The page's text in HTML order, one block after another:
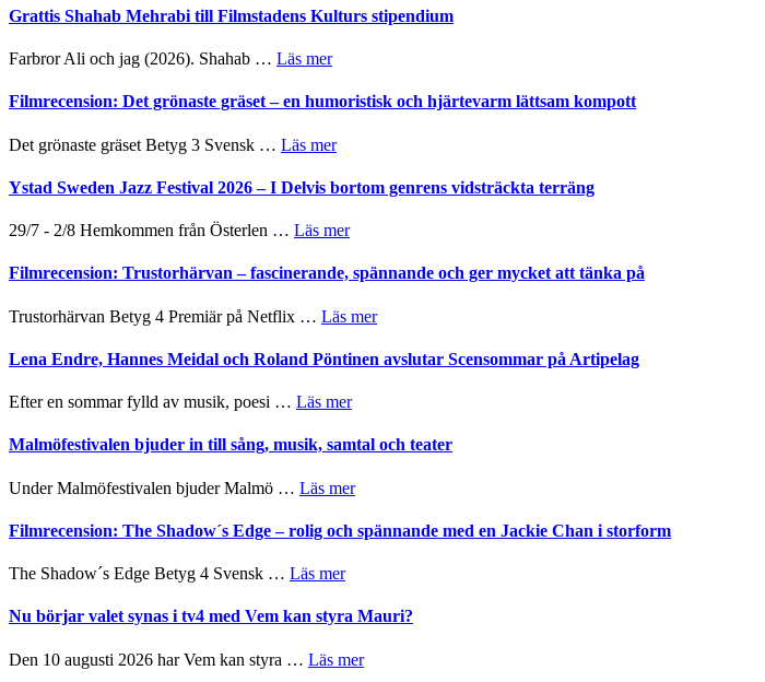
Out
19
titlar
årets
Grattis Shahab Mehrabi till Filmstadens Kulturs stipendium
Farbror Ali och jag (2026). Shahab … Läs merom
Shahab
Filmstadens
stipendium
Filmrecension: Det grönaste gräset – en humoristisk och hjärtevarm lättsam kompott
Det grönaste gräset Betyg 3 Svensk … Läs merom
Det
grönaste
–
humoristisk
hjärtevarm
kompott
Ystad Sweden Jazz Festival 2026 – I Delvis bortom genrens vidsträckta terräng
29/7 - 2/8 Hemkommen från Österlen … Läs merom
Sweden
Jazz
2026
I
bortom
vidsträckta
Filmrecension: Trustorhärvan – fascinerande, spännande och ger mycket att tänka på
Trustorhärvan Betyg 4 Premiär på Netflix … Läs merom
Trustorhärvan
ger
på
Lena Endre, Hannes Meidal och Roland Pöntinen avslutar Scensommar på Artipelag
Efter en sommar fylld av musik, poesi … Läs merom
Endre,
och
Pöntinen
Artipelag
Malmöfestivalen bjuder in till sång, musik, samtal och teater
Under Malmöfestivalen bjuder Malmö … Läs merom
bjuder
in
samtal
teater
Filmrecension: The Shadow´s Edge – rolig och spännande med en Jackie Chan i storform
The Shadow´s Edge Betyg 4 Svensk … Läs merom
The
Edge
Nu börjar valet synas i tv4 med Vem kan styra Mauri?
Den 10 augusti 2026 har Vem kan styra … Läs merom